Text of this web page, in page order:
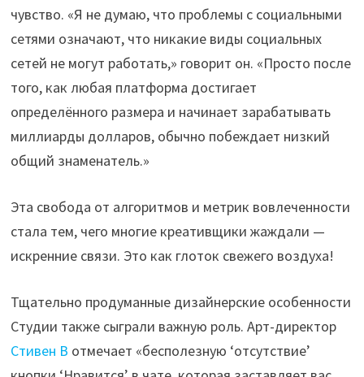
чувство. «Я не думаю, что проблемы с социальными
сетями означают, что никакие виды социальных
сетей не могут работать,» говорит он. «Просто после
того, как любая платформа достигает
определённого размера и начинает зарабатывать
миллиарды долларов, обычно побеждает низкий
общий знаменатель.»
Эта свобода от алгоритмов и метрик вовлеченности
стала тем, чего многие креативщики жаждали —
искренние связи. Это как глоток свежего воздуха!
Тщательно продуманные дизайнерские особенности
Студии также сыграли важную роль. Арт-директор
Стивен В отмечает «бесполезную ‘отсутствие’